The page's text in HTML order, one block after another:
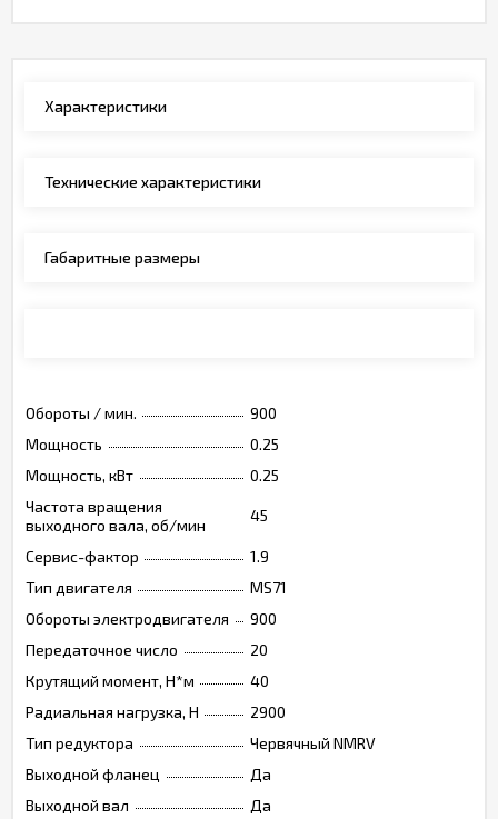
Характеристики
Технические характеристики
Габаритные размеры
Обороты / мин.
900
Мощность
0.25
Мощность, кВт
0.25
Частота вращения
выходного вала, об/мин
45
Сервис-фактор
1.9
Тип двигателя
MS71
Обороты электродвигателя
900
Передаточное число
20
Крутящий момент, Н*м
40
Радиальная нагрузка, Н
2900
Тип редуктора
Червячный NMRV
Выходной фланец
Да
Выходной вал
Да